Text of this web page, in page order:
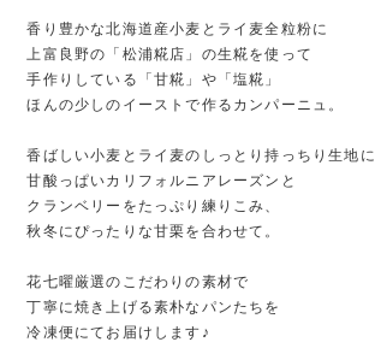
香り豊かな北海道産小麦とライ麦全粒粉に
上富良野の「松浦糀店」の生糀を使って
手作りしている「甘糀」や「塩糀」
ほんの少しのイーストで作るカンパーニュ。
香ばしい小麦とライ麦のしっとり持っちり生地に
甘酸っぱいカリフォルニアレーズンと
クランベリーをたっぷり練りこみ、
秋冬にぴったりな甘栗を合わせて。
花七曜厳選のこだわりの素材で
丁寧に焼き上げる素朴なパンたちを
冷凍便にてお届けします♪